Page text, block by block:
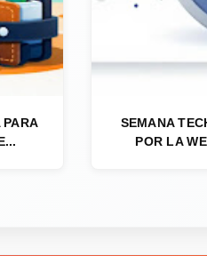
PARA
SEMANA
POR LA